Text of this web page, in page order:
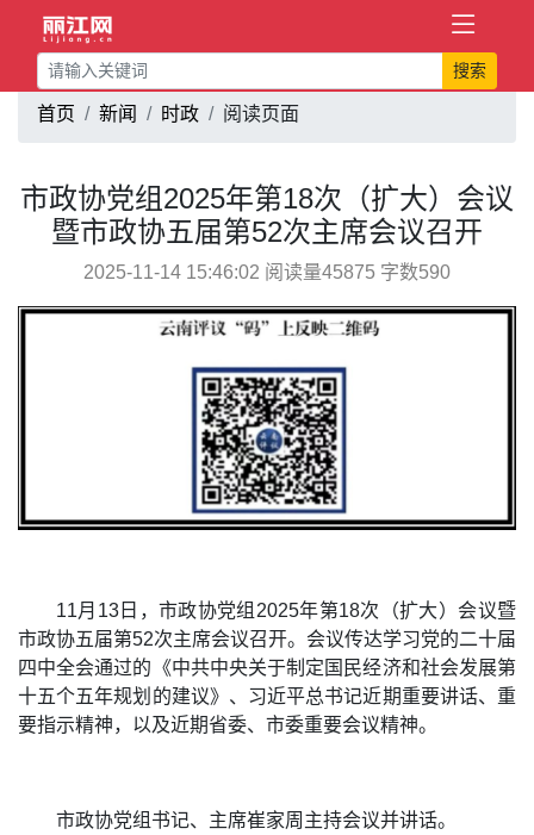
搜索
首页 新闻 时政 阅读页面
市政协党组2025年第18次（扩大）会议
暨市政协五届第52次主席会议召开
2025-11-14 15:46:02 阅读量45875 字数590
11月13日，市政协党组2025年第18次（扩大）会议暨
市政协五届第52次主席会议召开。会议传达学习党的二十届
四中全会通过的《中共中央关于制定国民经济和社会发展第
十五个五年规划的建议》、习近平总书记近期重要讲话、重
要指示精神，以及近期省委、市委重要会议精神。
市政协党组书记、主席崔家周主持会议并讲话。